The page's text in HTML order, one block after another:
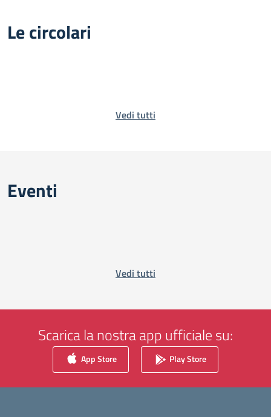
Le circolari
Vedi tutti
Eventi
Vedi tutti
Scarica la nostra app ufficiale su:
App Store Play Store